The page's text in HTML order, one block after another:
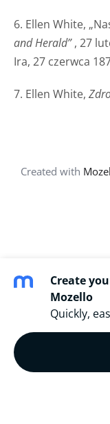
6. Ellen White,
and Herald”, 27
Ira, 27 czerwca
7. Ellen White,
Created with
Create
Mozello
Quickly,